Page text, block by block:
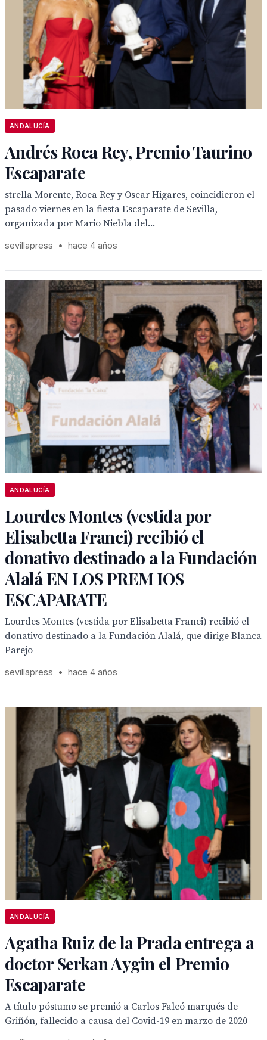
ANDALUCÍA
Andrés Roca Rey, Premio Taurino
Escaparate
strella Morente, Roca Rey y Oscar Higares, coincidieron el
pasado viernes en la fiesta Escaparate de Sevilla,
organizada por Mario Niebla del...
sevillapress • hace 4 años
ANDALUCÍA
Lourdes Montes (vestida por
Elisabetta Franci) recibió el
donativo destinado a la Fundación
Alalá EN LOS PREM IOS
ESCAPARATE
Lourdes Montes (vestida por Elisabetta Franci) recibió el
donativo destinado a la Fundación Alalá, que dirige Blanca
Parejo
sevillapress • hace 4 años
ANDALUCÍA
Agatha Ruiz de la Prada entrega a
doctor Serkan Aygin el Premio
Escaparate
A título póstumo se premió a Carlos Falcó marqués de
Griñón, fallecido a causa del Covid-19 en marzo de 2020